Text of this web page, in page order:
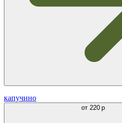
капучино
от 220 р